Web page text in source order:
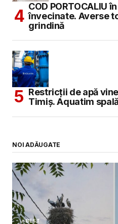
COD PORTOCALIU
învecinate. Averse
grindină
Restricții de apă
Timiș. Aquatim
NOI ADĂUGATE
BEST